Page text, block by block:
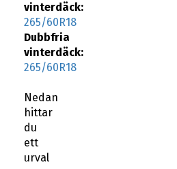
vinterdäck:
265/60R18
Dubbfria
vinterdäck:
265/60R18
Nedan
hittar
du
ett
urval